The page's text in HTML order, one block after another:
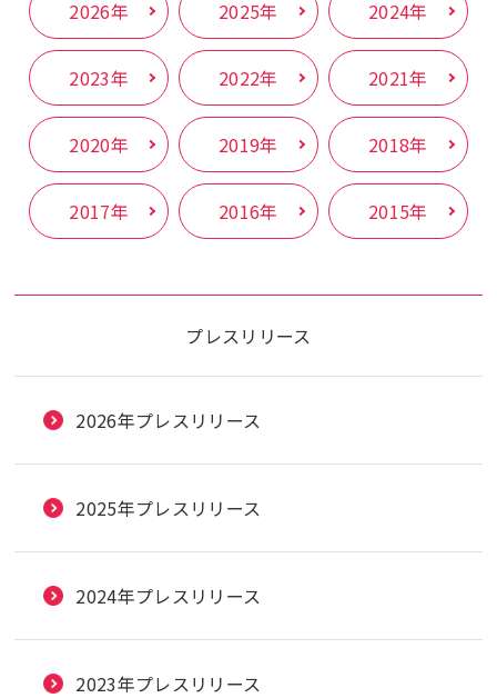
2026年 2025年 2024年
2023年 2022年 2021年
2020年 2019年 2018年
2017年 2016年 2015年
プレスリリース
2026年プレスリリース
2025年プレスリリース
2024年プレスリリース
2023年プレスリリース